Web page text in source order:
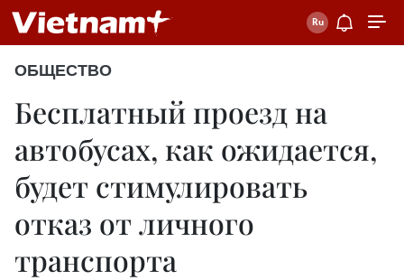
ОБЩЕСТВО
Бесплатный проезд на
автобусах, как ожидается,
будет стимулировать
отказ от личного
транспорта